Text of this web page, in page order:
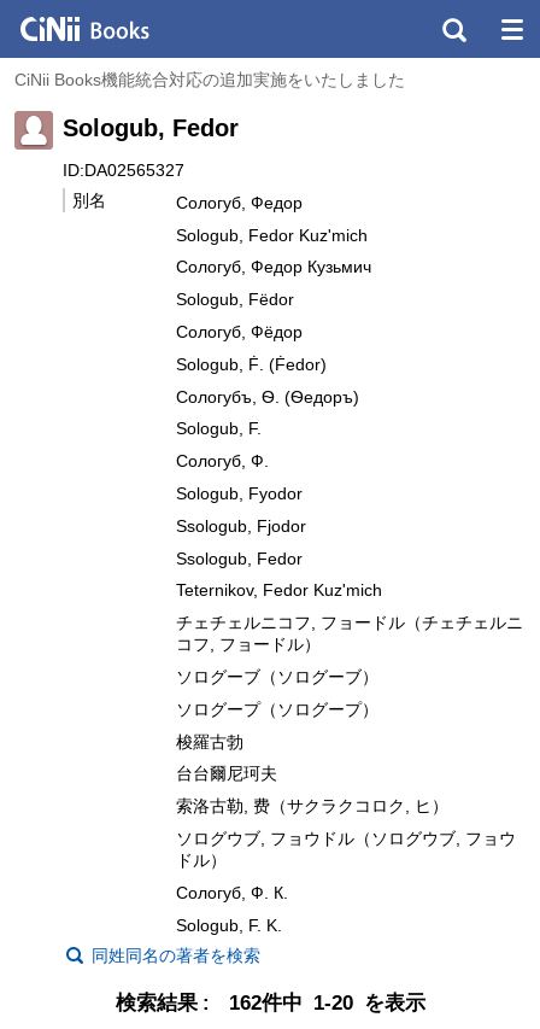
CiNii Books機能統合対応の追加実施をいたしました
Sologub, Fedor
ID:DA02565327
別名
Сологуб, Федор
Sologub, Fedor Kuzʹmich
Сологуб, Федор Кузьмич
Sologub, Fëdor
Сологуб, Фёдор
Sologub, Ḟ. (Ḟedor)
Сологубъ, Ѳ. (Ѳедоръ)
Sologub, F.
Сологуб, Ф.
Sologub, Fyodor
Ssologub, Fjodor
Ssologub, Fedor
Teternikov, Fedor Kuzʹmich
チェチェルニコフ, フョードル（チェチェルニ
コフ, フョードル）
ソログーブ（ソログーブ）
ソログープ（ソログープ）
梭羅古勃
台台爾尼珂夫
索洛古勒, 费（サクラクコロク, ヒ）
ソログウブ, フョウドル（ソログウブ, フョウ
ドル）
Сологуб, Ф. К.
Sologub, F. K.
同姓同名の著者を検索
検索結果 162件中 1-20 を表示